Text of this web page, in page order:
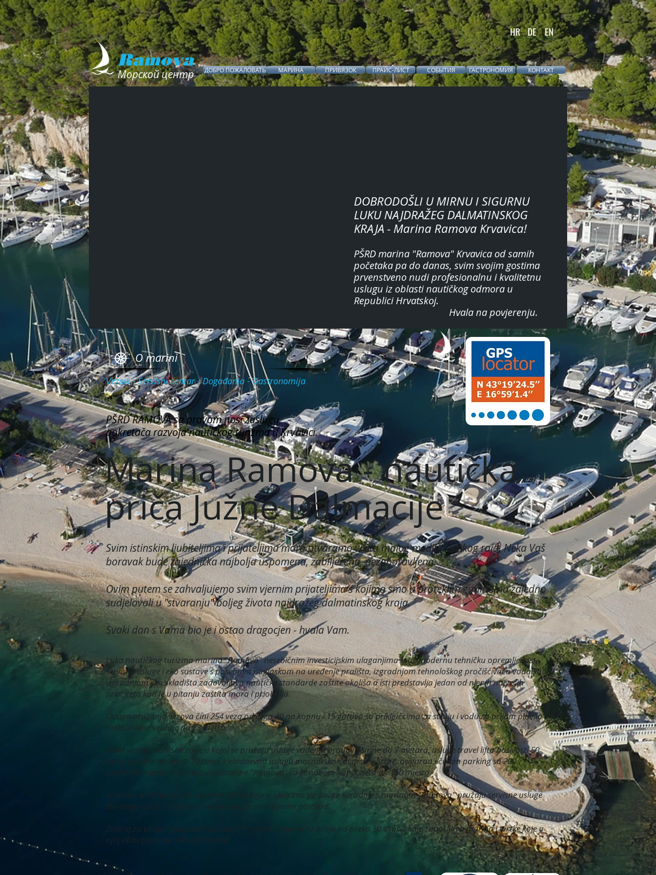
HR DE EN
Ramova
Морской центр​ ДОБРО ПОЖАЛОВАТЬ МАРИНА ПРИВЯЗОК ПРАЙС-ЛИСТ СОБЫТИЯ ГАСТРОНОМИЯ КОНТАКТ
DOBRODOŠLI U MIRNU I SIGURNU
LUKU NAJDRAŽEG DALMATINSKOG
KRAJA - Marina Ramova Krvavica!
PŠRD marina "Ramova" Krvavica od samih
početaka pa do danas, svim svojim gostima
prvenstveno nudi profesionalnu i kvalitetnu
uslugu iz oblasti nautičkog odmora u
Republici Hrvatskoj.
Hvala na povjerenju.
O marini
PŠRD RAMOVA sa pravom nosi zaslugu
pokretača razvoja nautičkog turizma u Krvavici.
Svim istinskim ljubiteljima i prijateljima mora otvaramo vrata malog mediteranskog raja. Neka Vaš
boravak bude zajednička najbolja uspomena, zabilježena, nezaboravljena.
Ovim putem se zahvaljujemo svim vjernim prijateljima s kojima smo u proteklim godinama zajedno
sudjelovali u "stvaranju" boljeg života najdražeg dalmatinskog kraja.
Svaki dan s Vama bio je i ostao dragocjen - hvala Vam.
Luka nautičkog turizma marina "Ramova" nesebičnim investicijskim ulaganjima kroz modernu tehničku opremljenost,
servisne usluge i eko sustave s posebnim naglaskom na uređenje prališta, izgradnjom tehnološkog pročišćivača voda kao i
izgradnjom eko skladišta zadovoljava nautičke standarde zaštite okoliša a isti predstavlja jedan od njenih najvećih
prioriteta kad je u pitanju zaštita mora i priobalja.
Usluga pružanja vezova čini 254 veza od čega 40 na kopnu i 15 gatova sa priključcima za struju i vodu za prijam plovila
maksimalne veličine do 23 metra.
Osim vlastite servisne zone u kojoj se pružaju usluge vađenja brodova širine do 7 metara, usluge travel lifta nosivosti 50
tona, dizalice nosivosti 20 tona, cjelodnevnu uslugu mornarsko-čuvarske službe, osiguran i čuvan parking sa 200
parkirnih mjesta kao i restoran marine "Ramova" sa konobom kapaciteta do 150 mjesta.
U sklopu marine djeluju i vanjske tvrtke koje u okvirima poslovne suradnje s marinom "Ramova" pružaju servisne usluge
što osigurava pružanje vrhunske usluge svim njenim gostima.
Značaj za ukupni gospodarski razvoj Krvavice vidljiv je i u broju od preko 50 osoba koje zapošljava marina i tvrtke koje u
njoj obavljaju nautičku djelatnost.
Vezovi - Servisni centar - Događanja - Gastronomija
Marina Ramova - nautička
priča Južne Dalmacije